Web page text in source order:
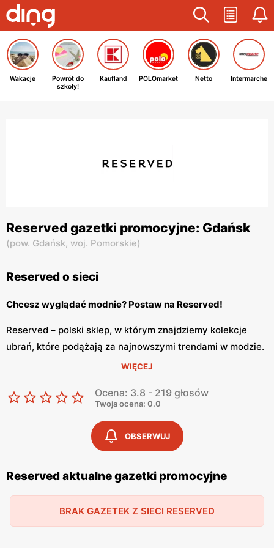
Wakacje
Powrót do
szkoły!
Kaufland POLOmarket Netto Intermarche
Reserved gazetki promocyjne: Gdańsk
(pow. Gdańsk, woj. Pomorskie)
Reserved o sieci
Chcesz wyglądać modnie? Postaw na Reserved!
Reserved – polski sklep, w którym znajdziemy kolekcje
ubrań, które podążają za najnowszymi trendami w modzie.
Reserved powstał w Polsce w 1998 roku w Gdańsku i
należą Cropp, House, Mohito oraz Sinsay. Założycielami
sieci sklepów są Marek Piechocki i Jerzy Lubianiec.
Reserved zachwyca swoim kolekcjami. Co tydzień
możemy odkryć nowe ubrania, które ma do zaoferowania
influrencerów jak również z światowych wybiegów. Sklep
oferuje zarówno markową odzież dla kobiet jak i mężczyzn
oraz dzieci. Reserved posiada swoją stronę internetową
na której znajdziemy produkty marki. Odzież
WIĘCEJ
Ocena: 3.8 - 219 głosów
Twoja ocena: 0.0
OBSERWUJ
Reserved aktualne gazetki promocyjne
BRAK GAZETEK Z SIECI RESERVED